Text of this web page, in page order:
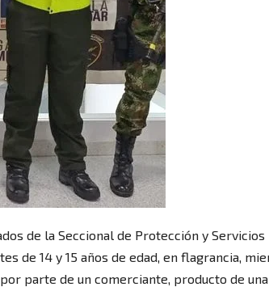
de la Seccional de Protección y Servicios
de 14 y 15 años de edad, en flagrancia,
parte de un comerciante, producto de